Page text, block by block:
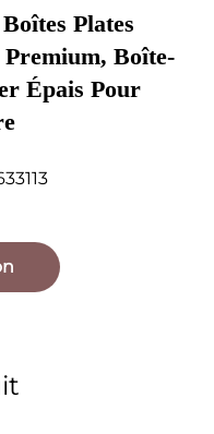
Plates
Boîte-
Épais Pour